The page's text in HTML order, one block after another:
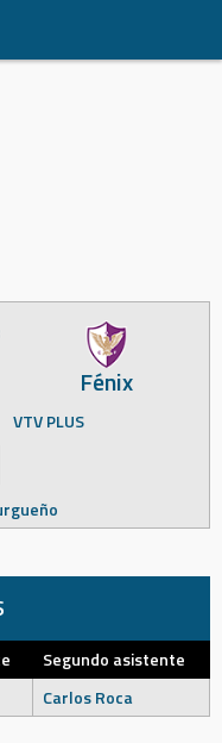
Fénix
VTV PLUS
Segundo asistente
Carlos Roca